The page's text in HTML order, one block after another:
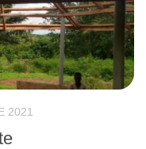
2021